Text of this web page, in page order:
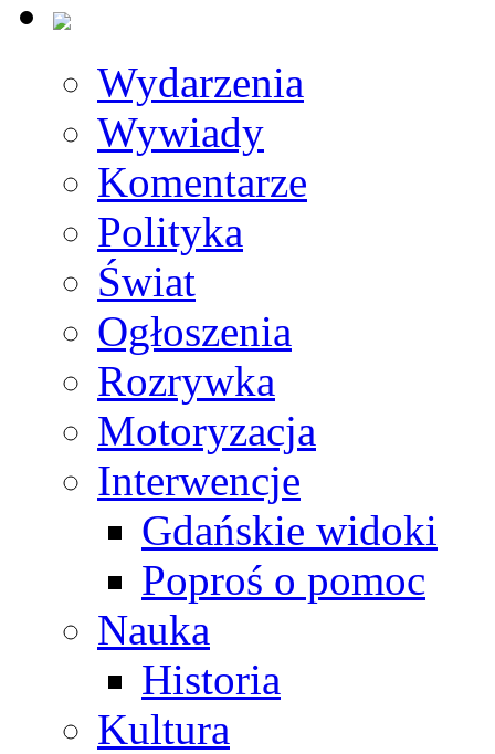
Wydarzenia
Wywiady
Komentarze
Polityka
Świat
Ogłoszenia
Rozrywka
Motoryzacja
Interwencje
Gdańskie widoki
Poproś o pomoc
Nauka
Historia
Kultura